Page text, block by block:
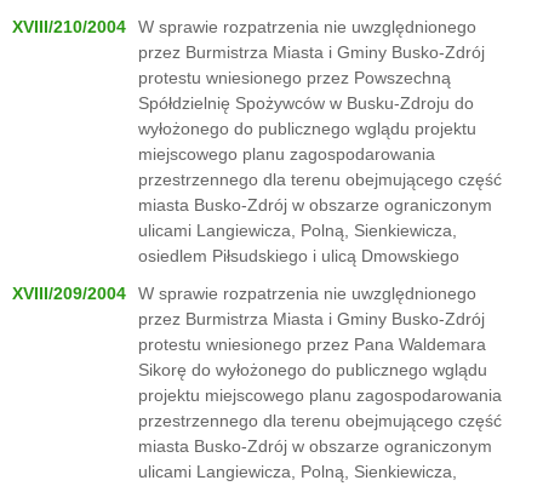
XVIII/210/2004
W sprawie rozpatrzenia nie uwzględnionego
przez Burmistrza Miasta i Gminy Busko-Zdrój
protestu wniesionego przez Powszechną
Spółdzielnię Spożywców w Busku-Zdroju do
wyłożonego do publicznego wglądu projektu
miejscowego planu zagospodarowania
przestrzennego dla terenu obejmującego część
miasta Busko-Zdrój w obszarze ograniczonym
ulicami Langiewicza, Polną, Sienkiewicza,
osiedlem Piłsudskiego i ulicą Dmowskiego
XVIII/209/2004
W sprawie rozpatrzenia nie uwzględnionego
przez Burmistrza Miasta i Gminy Busko-Zdrój
protestu wniesionego przez Pana Waldemara
Sikorę do wyłożonego do publicznego wglądu
projektu miejscowego planu zagospodarowania
przestrzennego dla terenu obejmującego część
miasta Busko-Zdrój w obszarze ograniczonym
ulicami Langiewicza, Polną, Sienkiewicza,